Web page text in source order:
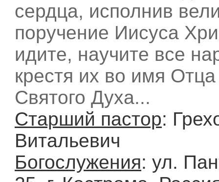
сердца, исполнив
поручение Иисуса
идите, научите все
крестя их во имя
Святого Духа...
Старший пастор:
Витальевич
Богослужения: ул.